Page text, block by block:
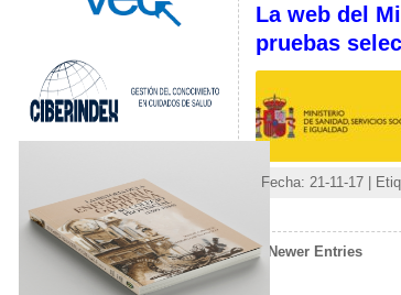
La web del
pruebas
Fecha: 21-11-17 |
« Newer Entries